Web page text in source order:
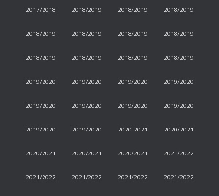
2017/2018 2018/2019 2018/2019 2018/2019
2018/2019 2018/2019 2018/2019 2018/2019
2018/2019 2018/2019 2018/2019 2018/2019
2019/2020 2019/2020 2019/2020 2019/2020
2019/2020 2019/2020 2019/2020 2019/2020
2019/2020 2019/2020 2020-2021 2020/2021
2020/2021 2020/2021 2020/2021 2021/2022
2021/2022 2021/2022 2021/2022 2021/2022